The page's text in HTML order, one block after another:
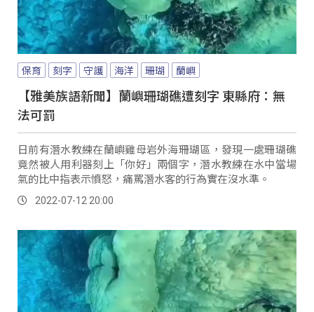
保育 刻字 守護 海洋 珊瑚 蘭嶼
【雅美族語新聞】蘭嶼珊瑚礁遭刻字 東縣府：無
法可罰
日前有潛水教練在蘭嶼雞母岩外海珊瑚區，發現一處珊瑚礁
竟然被人用利器刻上「你好」兩個字，潛水教練在水中當場
氣的比中指表示憤怒，痛罵潛水客的行為實在沒水準。
2022-07-12 20:00